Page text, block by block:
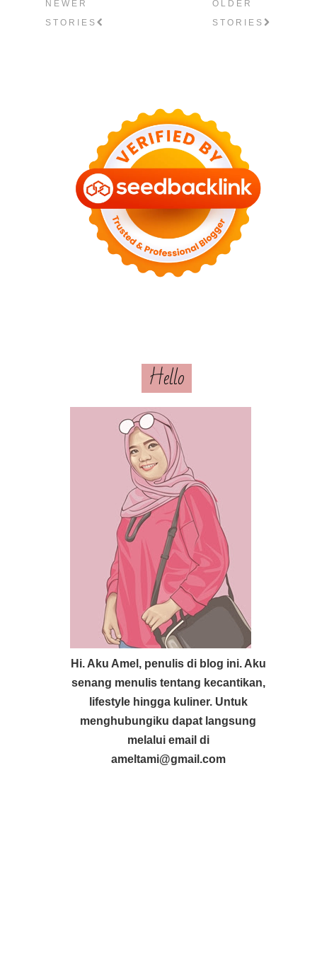
NEWER
STORIES
OLDER
STORIES
Hello
Hi. Aku Amel, penulis di blog ini. Aku
senang menulis tentang kecantikan,
lifestyle hingga kuliner. Untuk
menghubungiku dapat langsung
melalui email di
ameltami@gmail.com